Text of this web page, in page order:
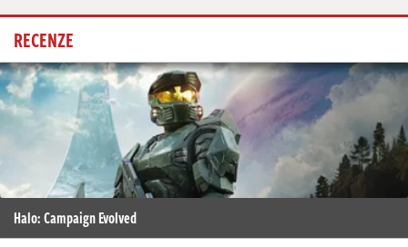
RECENZE
Halo: Campaign Evolved